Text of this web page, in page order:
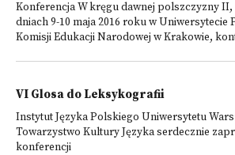
Konferencja W kręgu dawnej polszczyzny
dniach 9-10 maja 2016 roku w Uniwersytecie
Komisji Edukacji Narodowej w Krakowie,
VI Glosa do Leksykografii
Instytut Języka Polskiego Uniwersytetu
Towarzystwo Kultury Języka serdecznie
konferencji